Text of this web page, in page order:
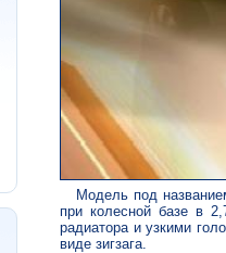
Модель под
при колесной базе в
радиатора и узкими
виде зигзага.